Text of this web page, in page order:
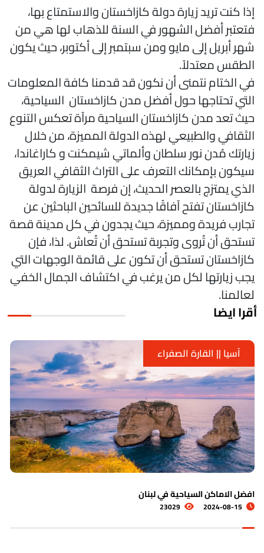
كنت تريد زيارة دولة كازاخستان والاستمتاع بها،
أفضل الشهور في السنة للذهاب لها هي من
أبريل إلى مايو ومن سبتمبر إلى أكتوبر، حيث يكون
معتدلاً.
الختام نتمنى أن نكون قد قدمنا كافة المعلومات
تحتاجها حول أفضل مدن كازاخستان السياحية،
تعد مدن كازاخستان السياحية مرآة تعكس التنوع
والطبيعي لهذه الدولة المميزة، من خلال
مُدن نور سلطان وألماتي شيمكنت و كاراغاندا،
بإمكانك التعرف على التراث الثقافي العريق
يمتزج بالعصر الحديث، إن فرصة الزيارة لدولة
تفتح آفاقًا جديدة للسائحين الباحثين عن
فريدة ومميزة، حيث يجدون في كل مدينة قصة
أن تُروى وتجربة تستحق أن تُعاش. لذا، فإن
تستحق أن تكون على قائمة الوجهات التي
زيارتها لكل من يرغب في اكتشاف الجمال الخفي
ايضا
آسيا || القارة الصفراء
اشهر الاماكن السياحية في الكويت
2024-08-19